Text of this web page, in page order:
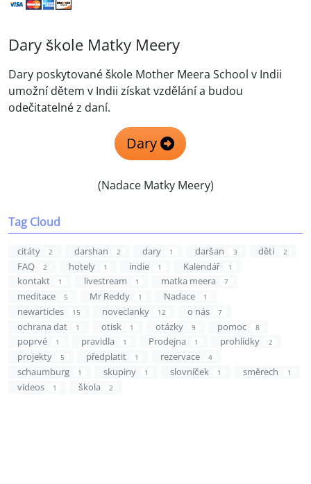
Dary škole Matky Meery
Dary poskytované škole Mother Meera School v Indii
umožní dětem v Indii získat vzdělání a budou
odečitatelné z daní.
Dary
(Nadace Matky Meery)
Tag Cloud
citáty 2 darshan 2 dary 1 daršan 3 děti 2
FAQ 2 hotely 1 indie 1 Kalendář 1
kontakt 1 livestream 1 matka meera 7
meditace 5 Mr Reddy 1 Nadace 1
newarticles 15 noveclanky 12 o nás 7
ochrana dat 1 otisk 1 otázky 9 pomoc 8
poprvé 1 pravidla 1 Prodejna 1 prohlídky 2
projekty 5 předplatit 1 rezervace 4
schaumburg 1 skupiny 1 slovníček 1 směrech 1
videos 1 škola 2